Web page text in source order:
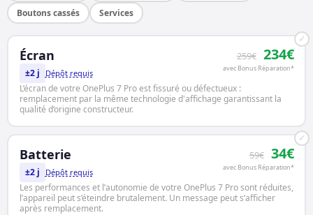
Boutons cassés
Services
✓
Écran 259€ 234€
avec Bonus Réparation*
±2 j Dépôt requis
L’écran de votre OnePlus 7 Pro est fissuré ou défectueux :
remplacement par la même technologie d'affichage garantissant la
qualité d’origine constructeur.
✓
Batterie 59€ 34€
avec Bonus Réparation*
±2 j Dépôt requis
Les performances et l’autonomie de votre OnePlus 7 Pro sont réduites,
l’appareil peut s’éteindre brutalement. Un message peut s’afficher
après remplacement.